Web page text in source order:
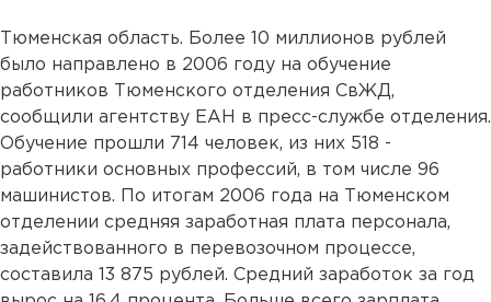
Тюменская область. Более 10 миллионов рублей
было направлено в 2006 году на обучение
работников Тюменского отделения СвЖД,
сообщили агентству ЕАН в пресс-службе отделения.
Обучение прошли 714 человек, из них 518 -
работники основных профессий, в том числе 96
машинистов. По итогам 2006 года на Тюменском
отделении средняя заработная плата персонала,
задействованного в перевозочном процессе,
составила 13 875 рублей. Средний заработок за год